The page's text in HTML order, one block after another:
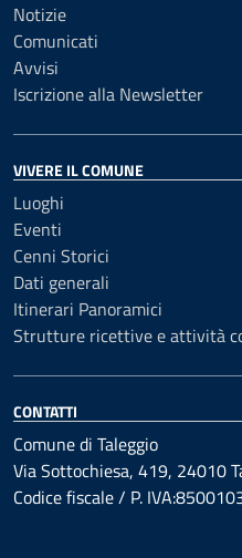
Notizie
Comunicati
Avvisi
Iscrizione alla Newsletter
VIVERE IL COMUNE
Luoghi
Eventi
Cenni Storici
Dati generali
Itinerari Panoramici
Strutture ricettive e attività
CONTATTI
Comune di Taleggio
Via Sottochiesa, 419, 24010
Codice fiscale / P.